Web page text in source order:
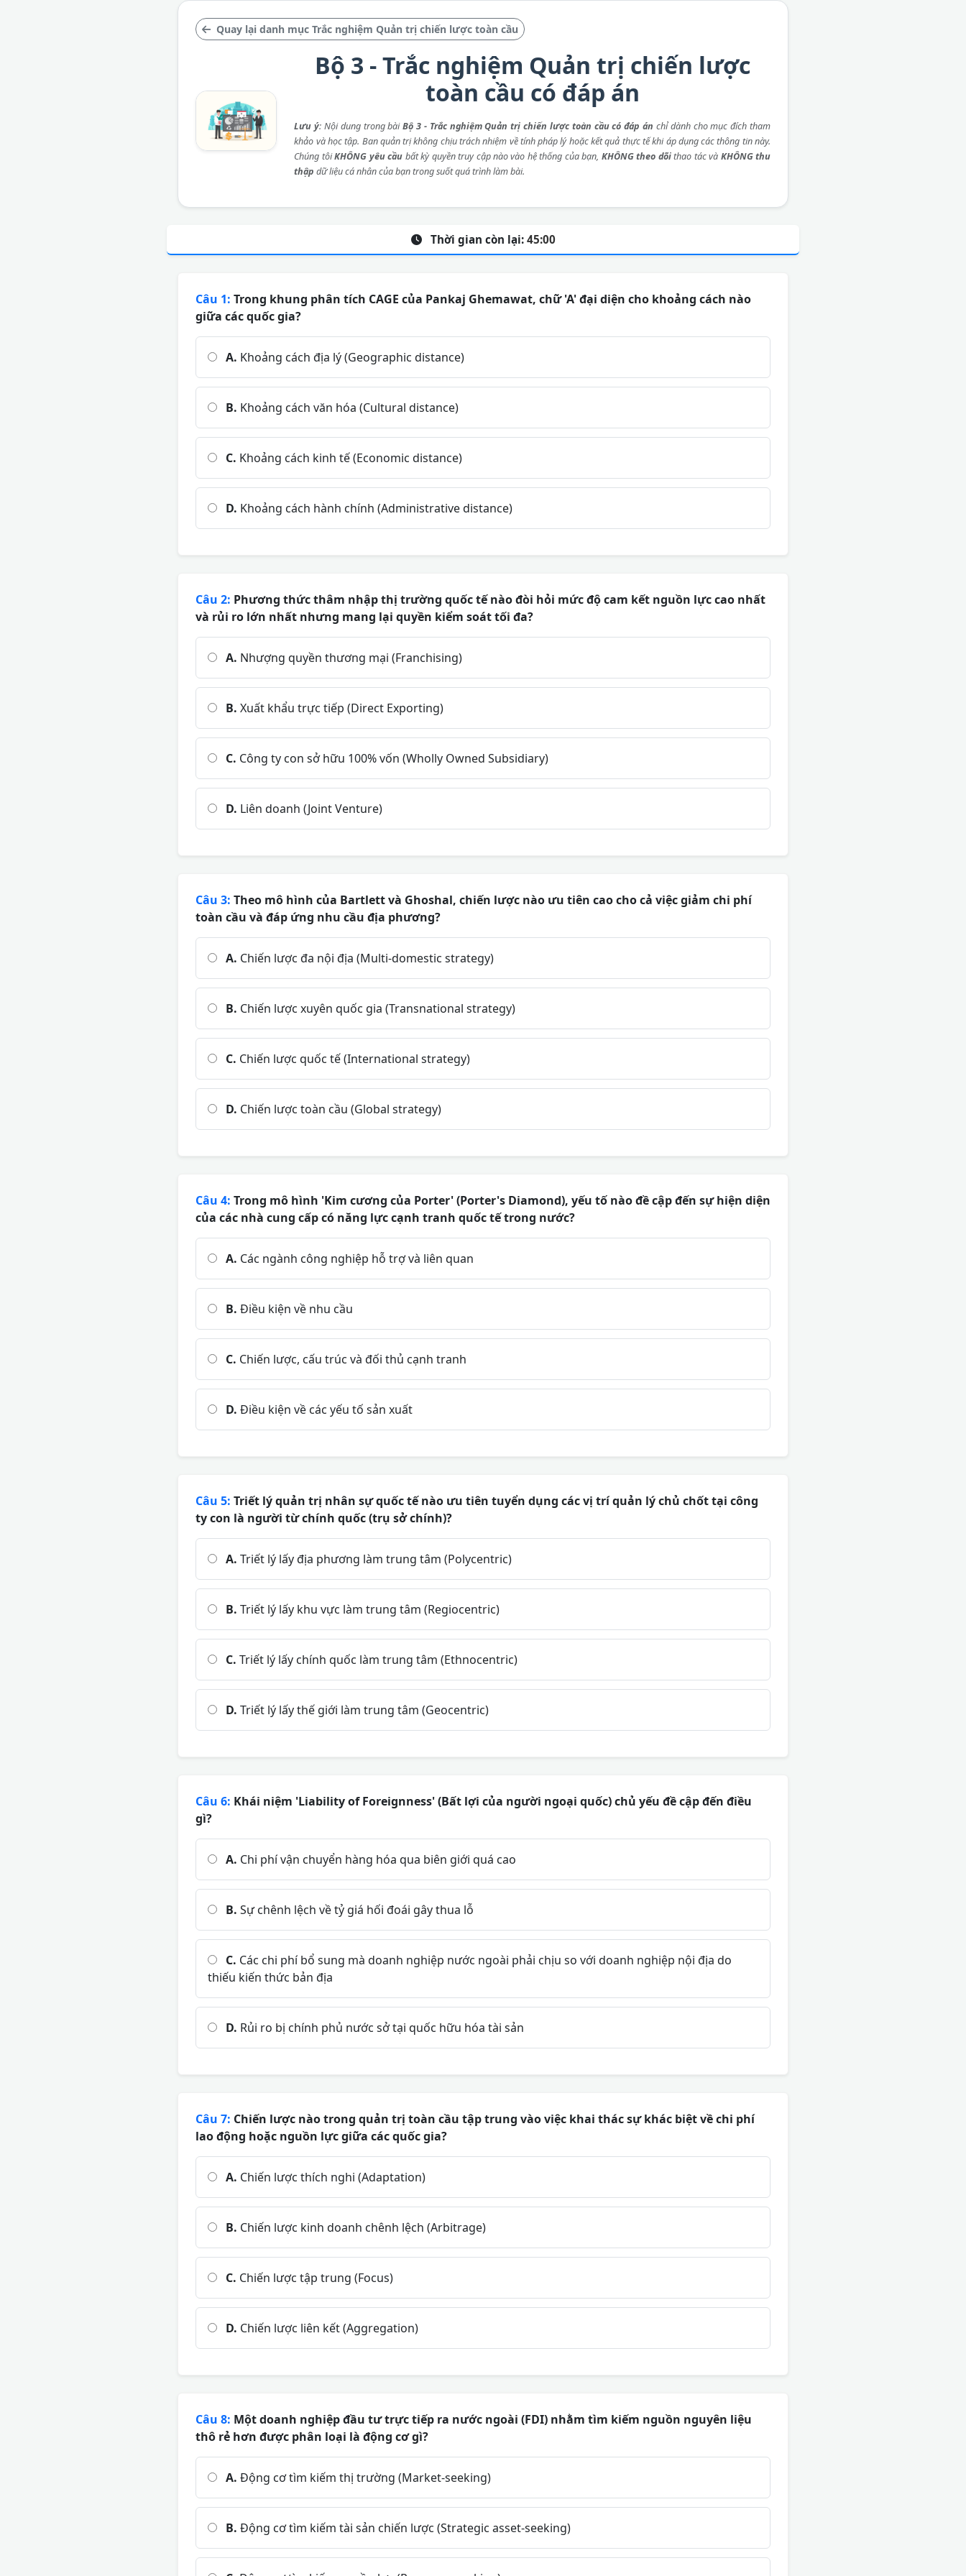
Quay lại danh mục Trắc nghiệm Quản trị chiến lược toàn cầu
Bộ 3 - Trắc nghiệm Quản trị chiến lược
toàn cầu có đáp án
Lưu ý: Nội dung trong bàiBộ 3 - Trắc nghiệm Quản trị chiến lược toàn cầu có đáp án chỉ dành cho mục đích tham
khảo và học tập. Ban quản trị không chịu trách nhiệm về tính pháp lý hoặc kết quả thực tế khi áp dụng các thông tin này.
Chúng tôiKHÔNG yêu cầu bất kỳ quyền truy cập nào vào hệ thống của bạn, KHÔNG theo dõithao tác và KHÔNG thu
thập dữ liệu cá nhân của bạn trong suốt quá trình làm bài.
Thời gian còn lại: 45:00
Câu 1: Trong khung phân tích CAGE của Pankaj Ghemawat, chữ 'A' đại diện cho khoảng cách nào
giữa các quốc gia?
A. Khoảng cách địa lý (Geographic distance)
B. Khoảng cách văn hóa (Cultural distance)
C. Khoảng cách kinh tế (Economic distance)
D. Khoảng cách hành chính (Administrative distance)
Câu 2: Phương thức thâm nhập thị trường quốc tế nào đòi hỏi mức độ cam kết nguồn lực cao nhất
và rủi ro lớn nhất nhưng mang lại quyền kiểm soát tối đa?
A. Nhượng quyền thương mại (Franchising)
B. Xuất khẩu trực tiếp (Direct Exporting)
C. Công ty con sở hữu 100% vốn (Wholly Owned Subsidiary)
D. Liên doanh (Joint Venture)
Câu 3: Theo mô hình của Bartlett và Ghoshal, chiến lược nào ưu tiên cao cho cả việc giảm chi phí
toàn cầu và đáp ứng nhu cầu địa phương?
A. Chiến lược đa nội địa (Multi-domestic strategy)
B. Chiến lược xuyên quốc gia (Transnational strategy)
C. Chiến lược quốc tế (International strategy)
D. Chiến lược toàn cầu (Global strategy)
Câu 4: Trong mô hình 'Kim cương của Porter' (Porter's Diamond), yếu tố nào đề cập đến sự hiện diện
của các nhà cung cấp có năng lực cạnh tranh quốc tế trong nước?
A. Các ngành công nghiệp hỗ trợ và liên quan
B. Điều kiện về nhu cầu
C. Chiến lược, cấu trúc và đối thủ cạnh tranh
D. Điều kiện về các yếu tố sản xuất
Câu 5: Triết lý quản trị nhân sự quốc tế nào ưu tiên tuyển dụng các vị trí quản lý chủ chốt tại công
ty con là người từ chính quốc (trụ sở chính)?
A. Triết lý lấy địa phương làm trung tâm (Polycentric)
B. Triết lý lấy khu vực làm trung tâm (Regiocentric)
C. Triết lý lấy chính quốc làm trung tâm (Ethnocentric)
D. Triết lý lấy thế giới làm trung tâm (Geocentric)
Câu 6: Khái niệm 'Liability of Foreignness' (Bất lợi của người ngoại quốc) chủ yếu đề cập đến điều
gì?
A. Chi phí vận chuyển hàng hóa qua biên giới quá cao
B. Sự chênh lệch về tỷ giá hối đoái gây thua lỗ
C. Các chi phí bổ sung mà doanh nghiệp nước ngoài phải chịu so với doanh nghiệp nội địa do
thiếu kiến thức bản địa
D. Rủi ro bị chính phủ nước sở tại quốc hữu hóa tài sản
Câu 7: Chiến lược nào trong quản trị toàn cầu tập trung vào việc khai thác sự khác biệt về chi phí
lao động hoặc nguồn lực giữa các quốc gia?
A. Chiến lược thích nghi (Adaptation)
B. Chiến lược kinh doanh chênh lệch (Arbitrage)
C. Chiến lược tập trung (Focus)
D. Chiến lược liên kết (Aggregation)
Câu 8: Một doanh nghiệp đầu tư trực tiếp ra nước ngoài (FDI) nhằm tìm kiếm nguồn nguyên liệu
thô rẻ hơn được phân loại là động cơ gì?
A. Động cơ tìm kiếm thị trường (Market-seeking)
B. Động cơ tìm kiếm tài sản chiến lược (Strategic asset-seeking)